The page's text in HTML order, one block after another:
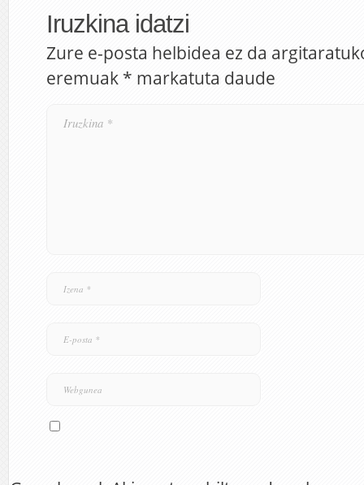
Iruzkina idatzi
Zure e-posta helbidea ez da
eremuak * markatuta daude